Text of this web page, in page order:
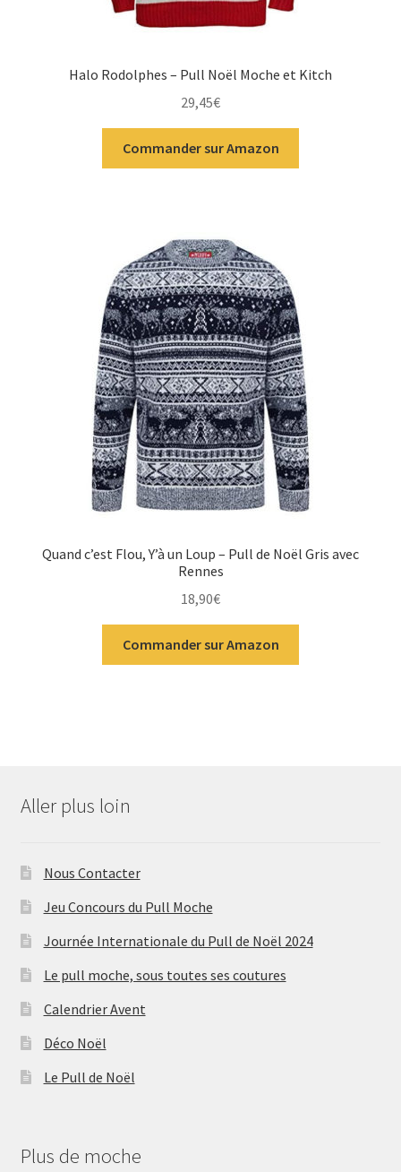
Halo Rodolphes – Pull Noël Moche et Kitch
29,45€
Commander sur Amazon
Quand c’est Flou, Y’à un Loup – Pull de Noël Gris avec
Rennes
18,90€
Commander sur Amazon
Aller plus loin
Nous Contacter
Jeu Concours du Pull Moche
Journée Internationale du Pull de Noël 2024
Le pull moche, sous toutes ses coutures
Calendrier Avent
Déco Noël
Le Pull de Noël
Plus de moche